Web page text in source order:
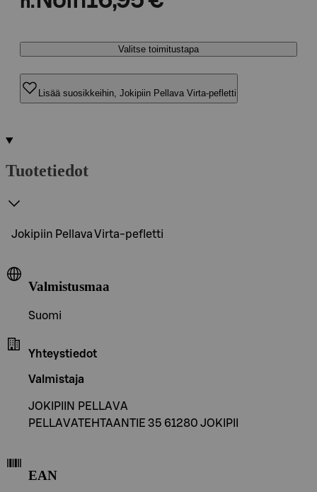
Valitse toimitustapa
Lisää suosikkeihin, Jokipiin Pellava Virta-pefletti
Tuotetiedot
Jokipiin Pellava Virta-pefletti
Valmistusmaa
Suomi
Yhteystiedot
Valmistaja
JOKIPIIN PELLAVA
PELLAVATEHTAANTIE 35 61280 JOKIPII
EAN